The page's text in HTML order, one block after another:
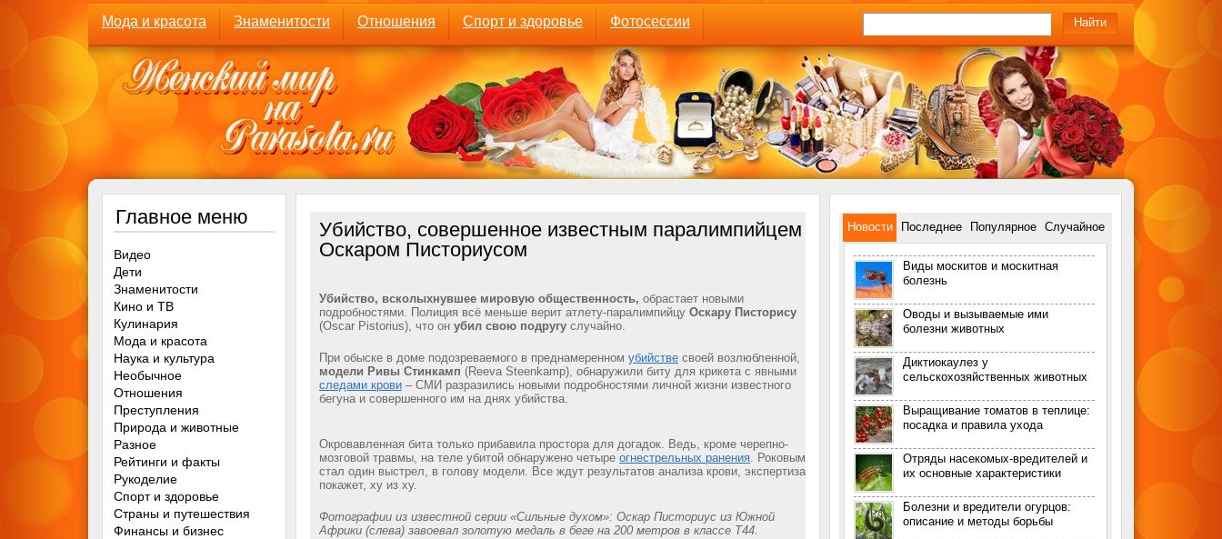
Мода и красота Знаменитости Отношения Спорт и здоровье Фотосессии
Убийство, совершенное известным паралимпийцем
Оскаром Писториусом
Убийство, всколыхнувшее мировую общественность, обрастает новыми
подробностями. Полиция всё меньше верит атлету-паралимпийцу Оскару Писторису
(Oscar Pistorius), что он убил свою подругу случайно.
При обыске в доме подозреваемого в преднамеренном убийстве своей возлюбленной,
модели Ривы Стинкамп (Reeva Steenkamp), обнаружили биту для крикета с явными
следами крови – СМИ разразились новыми подробностями личной жизни известного
бегуна и совершенного им на днях убийства.
Окровавленная бита только прибавила простора для догадок. Ведь, кроме черепно-
мозговой травмы, на теле убитой обнаружено четыре огнестрельных ранения. Роковым
стал один выстрел, в голову модели. Все ждут результатов анализа крови, экспертиза
покажет, ху из ху.
Фотографии из известной серии «Сильные духом»: Оскар Писториус из Южной
Африки (слева) завоевал золотую медаль в беге на 200 метров в классе Т44.
Главное меню
Видео
Дети
Знаменитости
Кино и ТВ
Кулинария
Мода и красота
Наука и культура
Необычное
Отношения
Преступления
Природа и животные
Разное
Рейтинги и факты
Рукоделие
Спорт и здоровье
Страны и путешествия
Финансы и бизнес
Новости Последнее Популярное Случайное
Виды москитов и москитная
болезнь
Оводы и вызываемые ими
болезни животных
Диктиокаулез у
сельскохозяйственных животных
Выращивание томатов в теплице:
посадка и правила ухода
Отряды насекомых-вредителей и
их основные характеристики
Болезни и вредители огурцов:
описание и методы борьбы